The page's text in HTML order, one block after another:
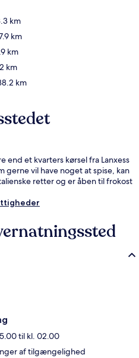
km
km
km
km
km
end et kvarters kørsel fra Lanxess
gerne vil have noget at spise, kan
retter og er åben til frokost
til kl. 02.00
af tilgængelighed